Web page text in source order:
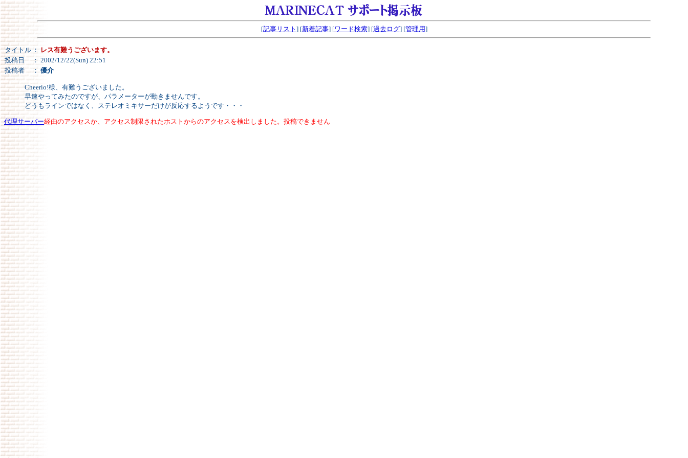
[記事リスト ] [新着記事] [ワード検索] [過去ログ] [管理用]
タイトル ：
レス有難うございます。
投稿日
： 2002/12/22(Sun) 22:51
投稿者
： 優介
Cheerio!様、有難うございました。
早速やってみたのですが、パラメーターが動きませんです。
どうもラインではなく、ステレオミキサーだけが反応するようです・・・
代理サーバー経由のアクセスか、アクセス制限されたホストからのアクセスを検出しました。投稿できません